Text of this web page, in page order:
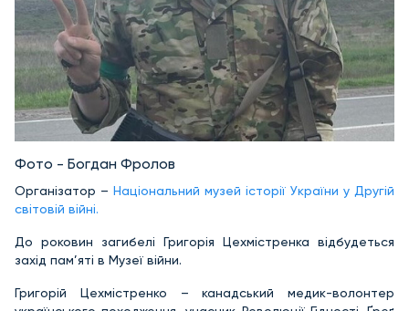
Фото - Богдан Фролов
Організатор – Національний музей історії України у Другій
світовій війні.
До роковин загибелі Григорія Цехмістренка відбудеться
захід пам’яті в Музеї війни.
Григорій Цехмістренко – канадський медик-волонтер